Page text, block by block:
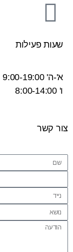
שעות פעילות
א'-ה' 9:00-19:00
ו' 8:00-14:00
צור קשר